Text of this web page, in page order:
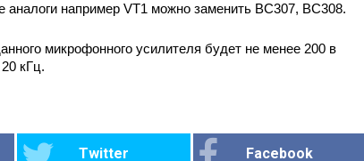
аналоги например VT1 можно заменить BC307, BC308.
микрофонного усилителя будет не менее 200 в
кГц.
Twitter Facebook